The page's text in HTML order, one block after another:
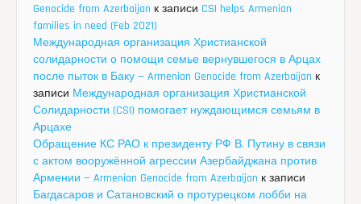
Genocide from Azerbaijan к записи CSI helps Armenian
families in need (Feb 2021)
Международная организация Христианской
солидарности о помощи семье вернувшегося в Арцах
после пыток в Баку — Armenian Genocide from Azerbaijan к
записи Международная организация Христианской
Солидарности (CSI) помогает нуждающимся семьям в
Арцахе
Обращение КС РАО к президенту РФ В. Путину в связи
с актом вооружённой агрессии Азербайджана против
Армении — Armenian Genocide from Azerbaijan к записи
Багдасаров и Сатановский о протурецком лобби на